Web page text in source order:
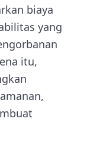
biaya
yang
itu,